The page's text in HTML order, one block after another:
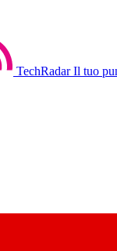
TechRadar Il tuo